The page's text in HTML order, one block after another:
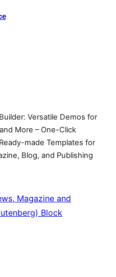
Versatile Demos for
More – One-Click
made Templates for
Blog, and Publishing